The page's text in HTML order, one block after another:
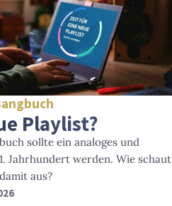
Playlist?
sollte ein analoges und
Jahrhundert werden. Wie schaut
aus?